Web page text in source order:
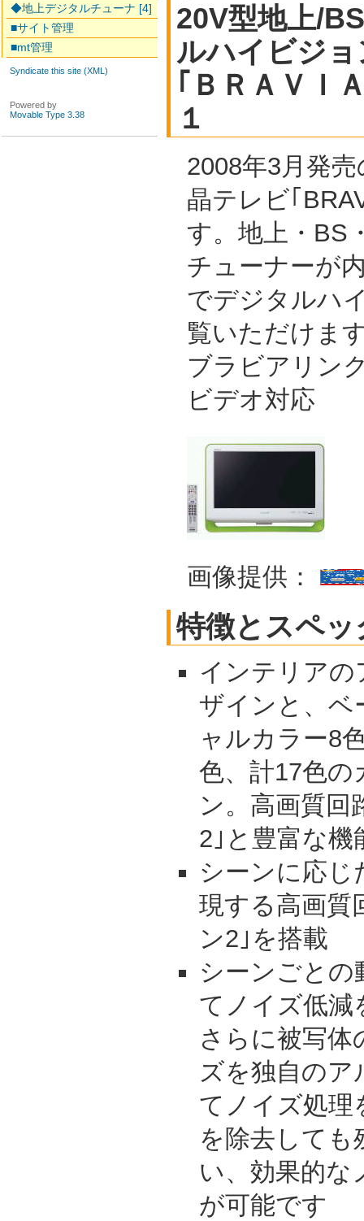
20V型地上/
ルハイビジ
｢ＢＲＡＶＩ
１
2008年3月発
晶テレビ｢
す。地上・BS
チューナーが
でデジタルハ
覧いただけま
ブラビアリン
ビデオ対応
画像提供：
特徴とスペッ
インテリア
ザインと、ベ
ャルカラー8
色、計17色
ン。高画質回
2｣と豊富な機
シーンに応じ
現する高画質
ン2｣を搭載
シーンごとの
てノイズ低減
さらに被写体
ズを独自のア
てノイズ処理
を除去しても
い、効果的な
が可能です
◆地上デジタルチューナ [4]
■サイト管理
■mt管理
Syndicate this site (XML)
Powered by
Movable Type 3.38